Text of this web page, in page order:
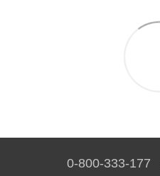
0-800-333-177